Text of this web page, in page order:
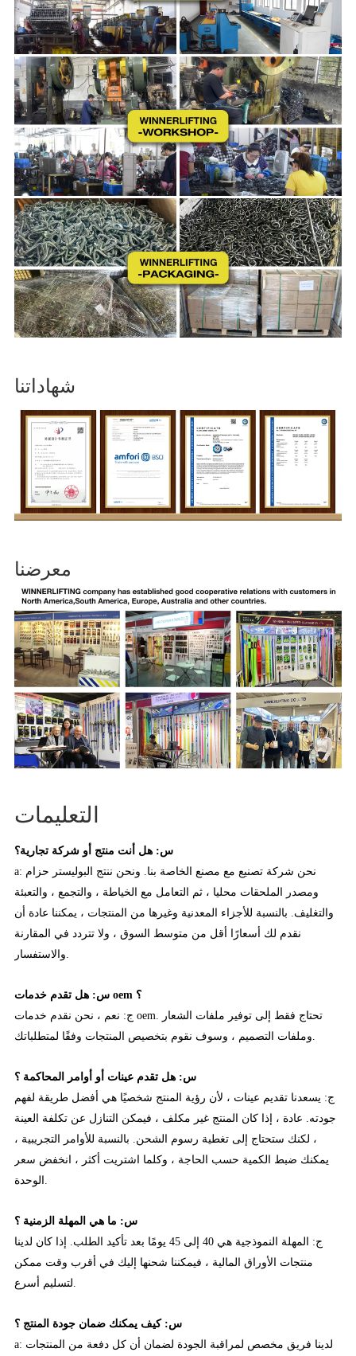
شهاداتنا
معرضنا
التعليمات
س: هل أنت منتج أو شركة تجارية؟
a: نحن شركة تصنيع مع مصنع الخاصة بنا. ونحن ننتج البوليستر حزام
ومصدر الملحقات محليا ، ثم التعامل مع الخياطة ، والتجمع ، والتعبئة
والتغليف. بالنسبة للأجزاء المعدنية وغيرها من المنتجات ، يمكننا عادة أن
نقدم لك أسعارًا أقل من متوسط السوق ، ولا تتردد في المقارنة
س: هل تقدم خدمات oem ؟
ج: نعم ، نحن نقدم خدمات oem. تحتاج فقط إلى توفير ملفات الشعار
س: هل تقدم عينات أو أوامر المحاكمة ؟
ج: يسعدنا تقديم عينات ، لأن رؤية المنتج شخصيًا هي أفضل طريقة لفهم
جودته. عادة ، إذا كان المنتج غير مكلف ، فيمكن التنازل عن تكلفة العينة
، لكنك ستحتاج إلى تغطية رسوم الشحن. بالنسبة للأوامر التجريبية ،
يمكنك ضبط الكمية حسب الحاجة ، وكلما اشتريت أكثر ، انخفض سعر
س: ما هي المهلة الزمنية ؟
ج: المهلة النموذجية هي 40 إلى 45 يومًا بعد تأكيد الطلب. إذا كان لدينا
منتجات الأوراق المالية ، فيمكننا شحنها إليك في أقرب وقت ممكن
س: كيف يمكنك ضمان جودة المنتج ؟
a: لدينا فريق مخصص لمراقبة الجودة لضمان أن كل دفعة من المنتجات